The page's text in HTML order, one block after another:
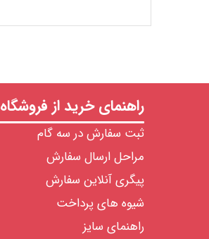
راهنمای خرید از فروشگاه
ثبت سفارش در سه گام
مراحل ارسال سفارش
پیگری آنلاین سفارش
شیوه های پرداخت
راهنمای سایز